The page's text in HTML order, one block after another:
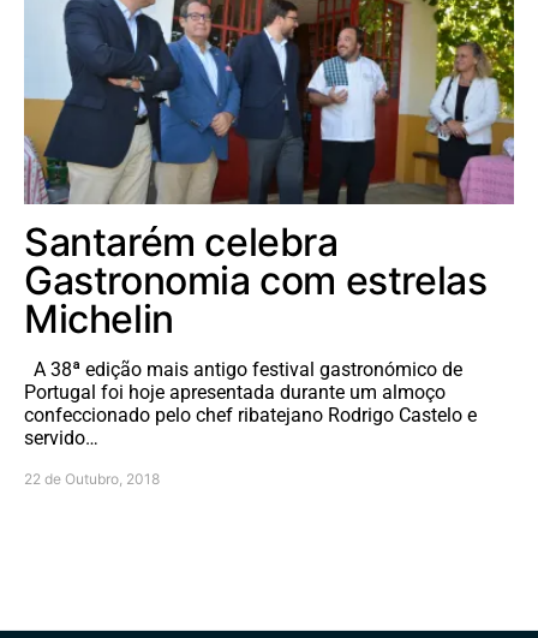
Santarém celebra
Gastronomia com estrelas
Michelin
A 38ª edição mais antigo festival gastronómico de
Portugal foi hoje apresentada durante um almoço
confeccionado pelo chef ribatejano Rodrigo Castelo e
servido…
22 de Outubro, 2018